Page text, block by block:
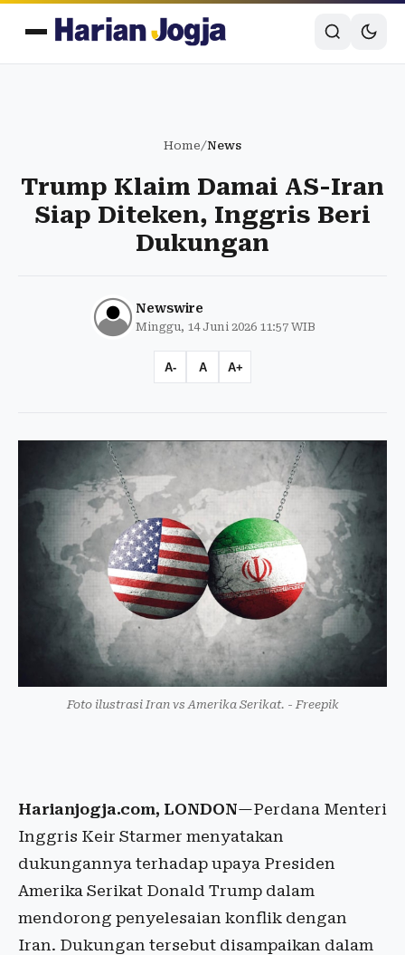
Home/News
Trump Klaim Damai AS-Iran
Siap Diteken, Inggris Beri
Dukungan
Newswire
Minggu, 14 Juni 2026 11:57 WIB
A- A A+
Foto ilustrasi Iran vs Amerika Serikat. - Freepik
Harianjogja.com, LONDON—Perdana Menteri
Inggris Keir Starmer menyatakan
dukungannya terhadap upaya Presiden
Amerika Serikat Donald Trump dalam
mendorong penyelesaian konflik dengan
Iran. Dukungan tersebut disampaikan dalam